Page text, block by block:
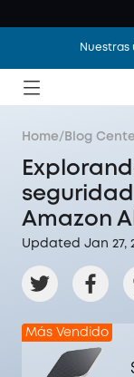
Nuestras
Home/ Blog
Amazon
Updated Jan 27,
Más Vendido